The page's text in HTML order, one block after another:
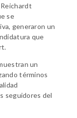
se
generaron un
que
un
términos
seguidores del